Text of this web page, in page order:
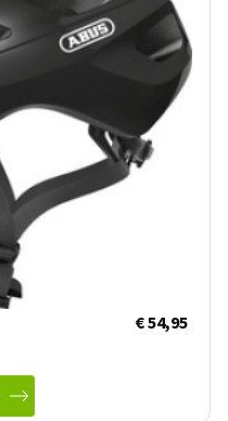
€ 54,95